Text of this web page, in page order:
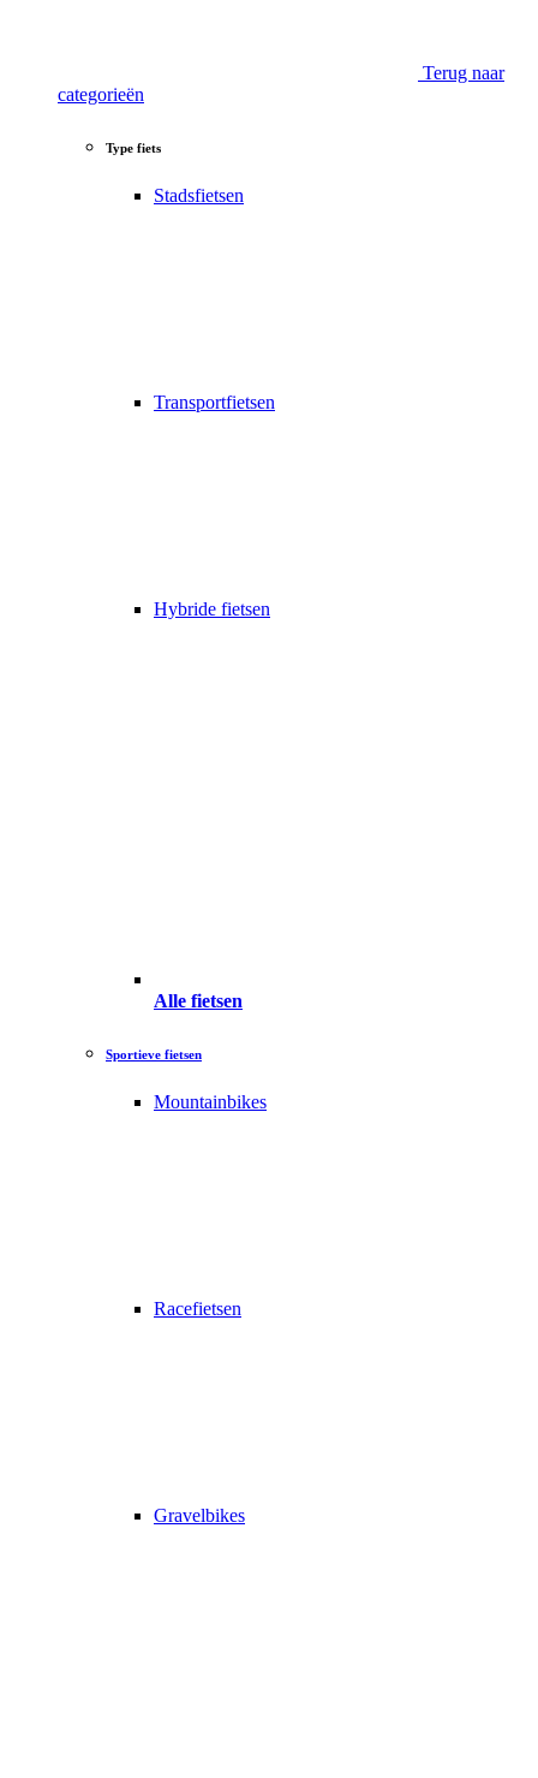
Terug naar
categorieën
Type fiets
Stadsfietsen
Transportfietsen
Hybride fietsen
Alle fietsen
Sportieve fietsen
Mountainbikes
Racefietsen
Gravelbikes